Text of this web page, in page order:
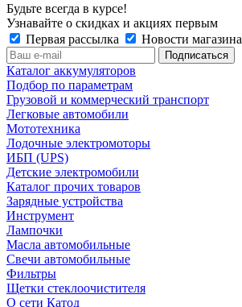
Будьте всегда в курсе!
Узнавайте о скидках и акциях первым
Первая рассылка
Новости магазина
Каталог аккумуляторов
Подбор по параметрам
Грузовой и коммерческий транспорт
Легковые автомобили
Мототехника
Лодочные электромоторы
ИБП (UPS)
Детские электромобили
Каталог прочих товаров
Зарядные устройства
Инструмент
Лампочки
Масла автомобильные
Свечи автомобильные
Фильтры
Щетки стеклоочистителя
О сети Катод